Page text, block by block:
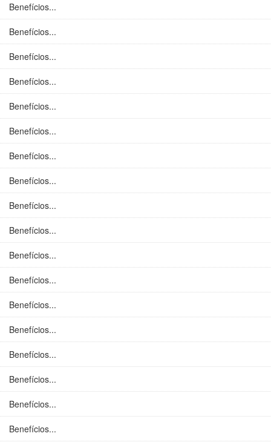
Benefícios...
Benefícios...
Benefícios...
Benefícios...
Benefícios...
Benefícios...
Benefícios...
Benefícios...
Benefícios...
Benefícios...
Benefícios...
Benefícios...
Benefícios...
Benefícios...
Benefícios...
Benefícios...
Benefícios...
Benefícios...